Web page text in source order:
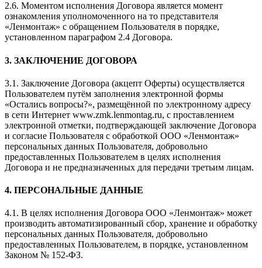
2.6. Моментом исполнения Договора является момент
ознакомления уполномоченного на то представителя
«Ленмонтаж» с обращением Пользователя в порядке,
установленном параграфом 2.4 Договора.
3. ЗАКЛЮЧЕНИЕ ДОГОВОРА
3.1. Заключение Договора (акцепт Оферты) осуществляется
Пользователем путём заполнения электронной формы
«Остались вопросы?», размещённой по электронному адресу
в сети Интернет www.zmk.lenmontag.ru, с проставлением
электронной отметки, подтверждающей заключение Договора
и согласие Пользователя с обработкой ООО «Ленмонтаж»
персональных данных Пользователя, добровольно
предоставленных Пользователем в целях исполнения
Договора и не предназначенных для передачи третьим лицам.
4. ПЕРСОНАЛЬНЫЕ ДАННЫЕ
4.1. В целях исполнения Договора ООО «Ленмонтаж» может
производить автоматизированный сбор, хранение и обработку
персональных данных Пользователя, добровольно
предоставленных Пользователем, в порядке, установленном
Законом № 152-ФЗ.